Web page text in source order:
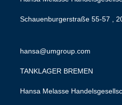
Schauenburgerstraße 55-57 ,
hansa@umgroup.com
TANKLAGER BREMEN
Hansa Melasse